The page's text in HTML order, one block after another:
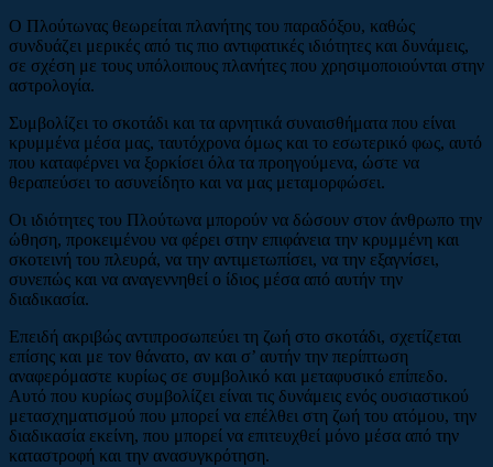
Ο Πλούτωνας θεωρείται πλανήτης του παραδόξου, καθώς
συνδυάζει μερικές από τις πιο αντιφατικές ιδιότητες και δυνάμεις,
σε σχέση με τους υπόλοιπους πλανήτες που χρησιμοποιούνται στην
αστρολογία.
Συμβολίζει το σκοτάδι και τα αρνητικά συναισθήματα που είναι
κρυμμένα μέσα μας, ταυτόχρονα όμως και το εσωτερικό φως, αυτό
που καταφέρνει να ξορκίσει όλα τα προηγούμενα, ώστε να
θεραπεύσει το ασυνείδητο και να μας μεταμορφώσει.
Οι ιδιότητες του Πλούτωνα μπορούν να δώσουν στον άνθρωπο την
ώθηση, προκειμένου να φέρει στην επιφάνεια την κρυμμένη και
σκοτεινή του πλευρά, να την αντιμετωπίσει, να την εξαγνίσει,
συνεπώς και να αναγεννηθεί ο ίδιος μέσα από αυτήν την
διαδικασία.
Επειδή ακριβώς αντιπροσωπεύει τη ζωή στο σκοτάδι, σχετίζεται
επίσης και με τον θάνατο, αν και σ’ αυτήν την περίπτωση
αναφερόμαστε κυρίως σε συμβολικό και μεταφυσικό επίπεδο.
Αυτό που κυρίως συμβολίζει είναι τις δυνάμεις ενός ουσιαστικού
μετασχηματισμού που μπορεί να επέλθει στη ζωή του ατόμου, την
διαδικασία εκείνη, που μπορεί να επιτευχθεί μόνο μέσα από την
καταστροφή και την ανασυγκρότηση.